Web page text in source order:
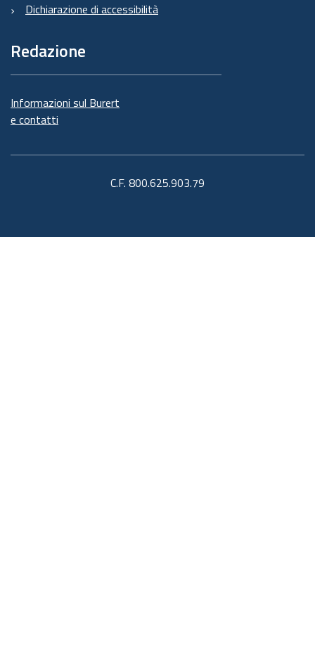
Dichiarazione di accessibilità
Redazione
Informazioni sul Burert
e contatti
C.F. 800.625.903.79